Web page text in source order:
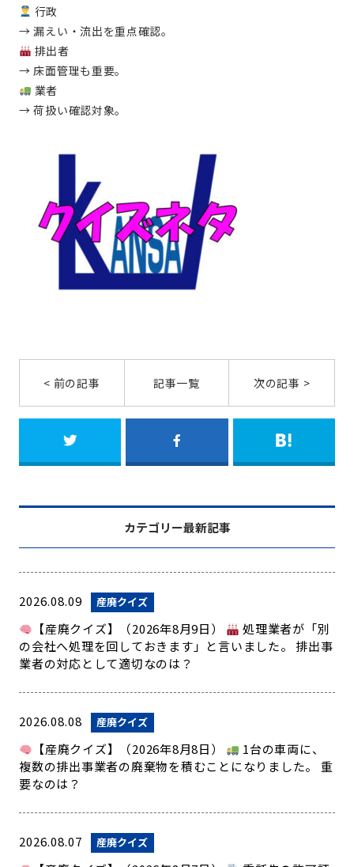
行政
→ 漏えい・流出を重点確認。
排出者
→ 床面管理も重要。
業者
→ 荷扱い確認対象。
< 前の記事 記事一覧 次の記事 >
カテゴリー最新記事
2026.08.09 産廃クイズ
【産廃クイズ】（2026年8月9日）
処理業者が「別
の会社へ処理を回しておきます」と言いました。 排出事
業者の対応として適切なのは？
2026.08.08 産廃クイズ
【産廃クイズ】（2026年8月8日）
1台の車両に、
複数の排出事業者の廃棄物を積むことになりました。 重
要なのは？
2026.08.07 産廃クイズ